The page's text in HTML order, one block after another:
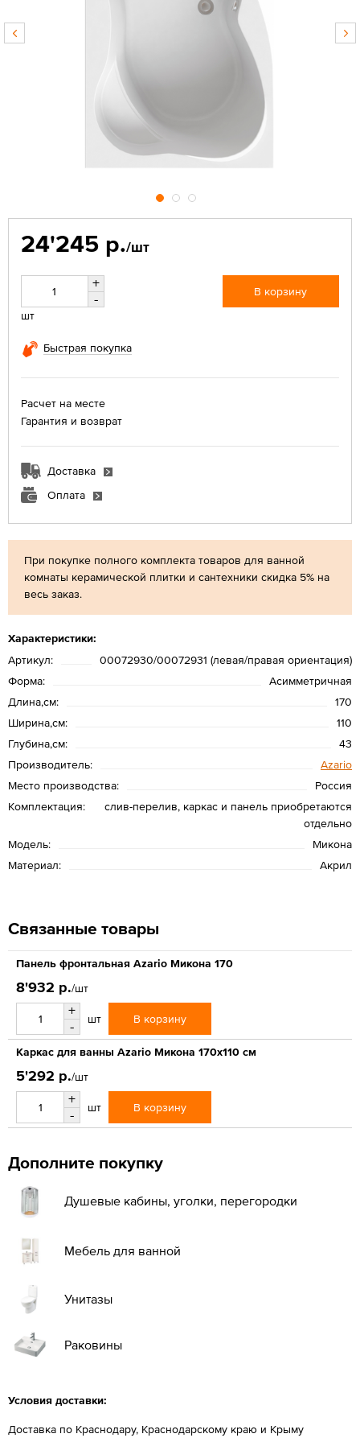
При покупке полного комплекта товаров для ванной
комнаты керамической плитки и сантехники скидка 5% на
весь заказ.
Характеристики:
Артикул:
00072930/00072931 (левая/правая ориентация)
Форма:
Асимметричная
Длина,см:
170
Ширина,см:
110
Глубина,см:
43
Производитель:
Azario
Место производства:
Россия
Комплектация:
слив-перелив, каркас и панель приобретаются
отдельно
Модель:
Микона
Материал:
Акрил
24'245 р./шт
+
-
шт
В корзину
Быстрая покупка
Расчет на месте
Гарантия и возврат
Доставка
Оплата
Связанные товары
Панель фронтальная Azario Микона 170
8'932 р./шт
+
-
шт В корзину
Каркас для ванны Azario Микона 170x110 см
5'292 р./шт
+
-
шт В корзину
Дополните покупку
Душевые кабины, уголки, перегородки
Мебель для ванной
Унитазы
Раковины
Условия доставки:
Доставка по Краснодару, Краснодарскому краю и Крыму